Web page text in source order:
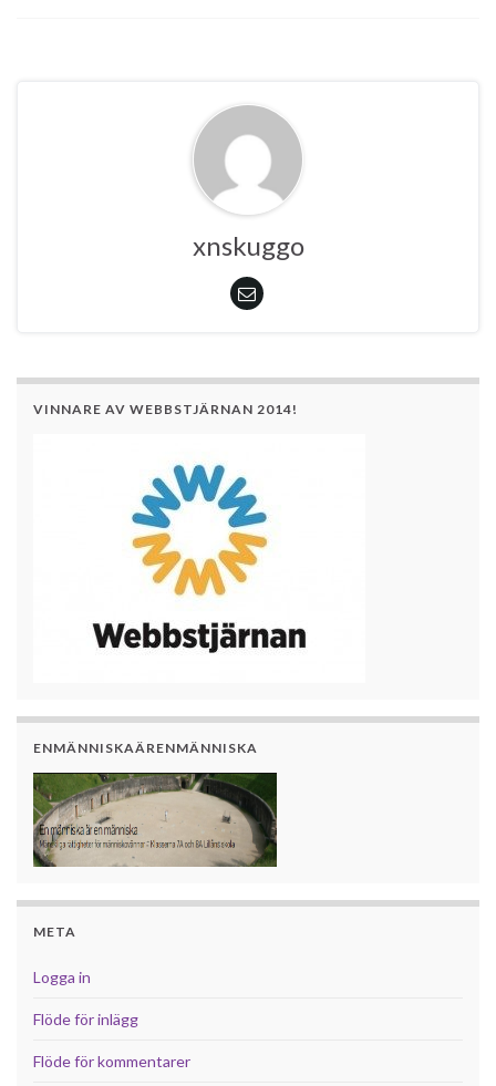
xnskuggo
VINNARE AV WEBBSTJÄRNAN 2014!
ENMÄNNISKAÄRENMÄNNISKA
META
Logga in
Flöde för inlägg
Flöde för kommentarer